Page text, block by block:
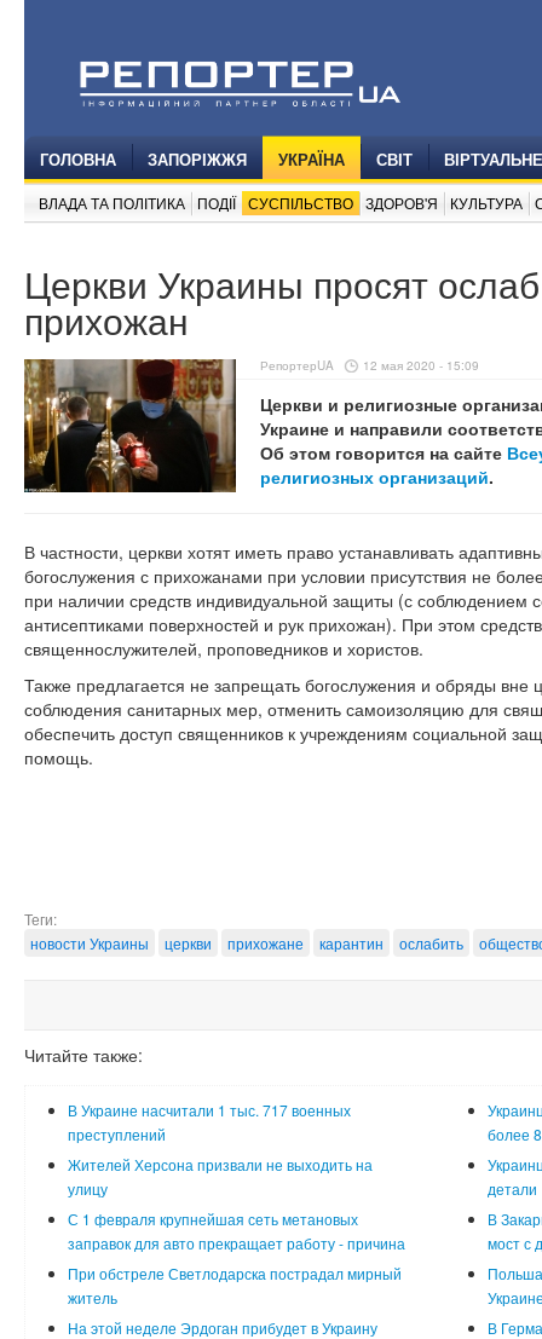
ГОЛОВНА ЗАПОРІЖЖЯ УКРАЇНА СВІТ
ВЛАДА ТА ПОЛІТИКА ПОДІЇ СУСПІЛЬСТВО ЗДОРОВ'Я КУЛЬТУРА
Церкви Украины просят
прихожан
РепортерUA 12 мая 2020 - 15:09
Церкви и религиозные
Украине и направили
Об этом говорится на сайте
религиозных организаций.
В частности, церкви хотят иметь право устанавливать
богослужения с прихожанами при условии присутствия не
при наличии средств индивидуальной защиты (с соблюдением
антисептиками поверхностей и рук прихожан). При этом
священнослужителей, проповедников и хористов.
Также предлагается не запрещать богослужения и обряды вне
соблюдения санитарных мер, отменить самоизоляцию для
обеспечить доступ священников к учреждениям социальной
помощь.
Теги:
новости Украины
церкви прихожане карантин ослабить
Читайте также:
В Украине насчитали 1 тыс. 717 военных
преступлений
более
Жителей Херсона призвали не выходить на
улицу
детали
С 1 февраля крупнейшая сеть метановых
заправок для авто прекращает работу - причина
В
мост с
При обстреле Светлодарска пострадал мирный
житель
На этой неделе Эрдоган прибудет в Украину
В